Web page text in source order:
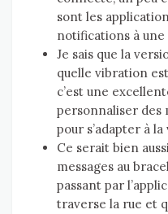
sont les
notifications à
Je sais que la
quelle vibration
c’est une
personnaliser des
pour s’adapter à
Ce serait bien
messages au
passant par
traverse la rue et